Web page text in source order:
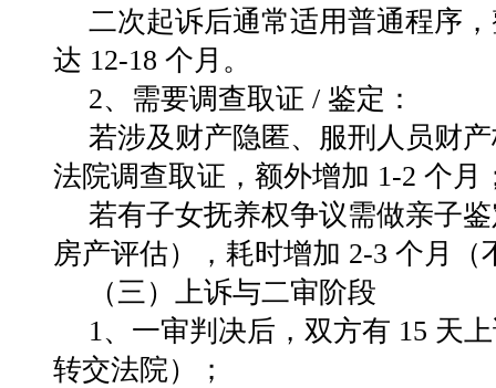
二次起诉后通常适用普通程序
达 12-18 个月。
2、需要调查取证 / 鉴定 ：
若涉及财产隐匿、服刑人员财
法院调查取证，额外增加 1-2 个月
若有子女抚养权争议需做亲子
房产评估），耗时增加 2-3 个月（
（三）上诉与二审阶段
1、一审判决后，双方有 15 天
转交法院）；